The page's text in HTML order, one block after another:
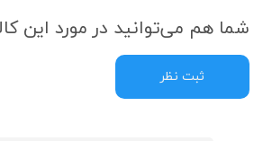
شما هم می‌توانید در مورد این
ثبت نظر